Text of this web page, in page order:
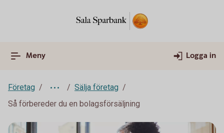
Meny Logga in
Företag
Sälja företag
Så förbereder du en bolagsförsäljning